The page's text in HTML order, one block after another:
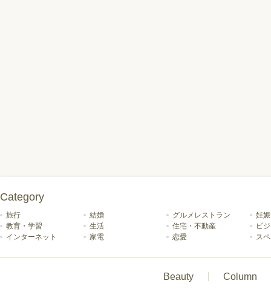
Category
旅行 結婚 グルメレストラン
妊
教育・学習
生活 住宅・不動産
ビ
インターネット
家電 恋愛 ス
Beauty Column